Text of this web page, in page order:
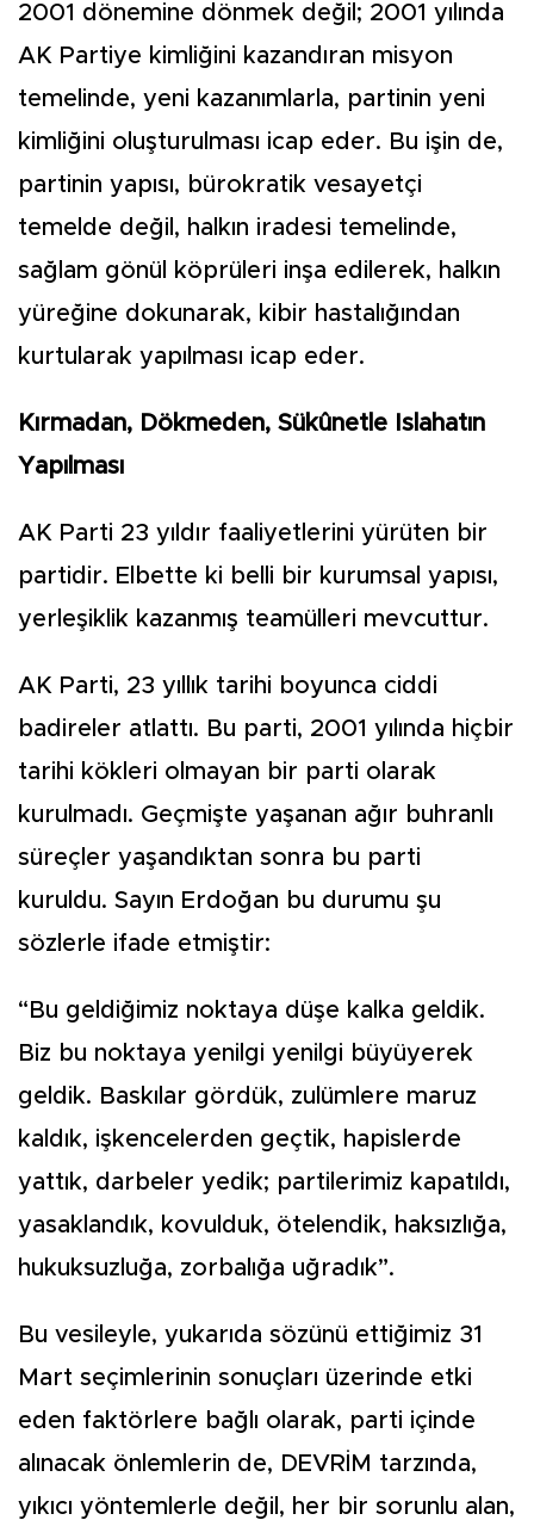
2001 dönemine dönmek değil; 2001 yılında
AK Partiye kimliğini kazandıran misyon
temelinde, yeni kazanımlarla, partinin yeni
kimliğini oluşturulması icap eder. Bu işin de,
partinin yapısı, bürokratik vesayetçi
temelde değil, halkın iradesi temelinde,
sağlam gönül köprüleri inşa edilerek, halkın
yüreğine dokunarak, kibir hastalığından
kurtularak yapılması icap eder.
Kırmadan, Dökmeden, Sükûnetle Islahatın
Yapılması
AK Parti 23 yıldır faaliyetlerini yürüten bir
partidir. Elbette ki belli bir kurumsal yapısı,
yerleşiklik kazanmış teamülleri mevcuttur.
AK Parti, 23 yıllık tarihi boyunca ciddi
badireler atlattı. Bu parti, 2001 yılında hiçbir
tarihi kökleri olmayan bir parti olarak
kurulmadı. Geçmişte yaşanan ağır buhranlı
süreçler yaşandıktan sonra bu parti
kuruldu. Sayın Erdoğan bu durumu şu
sözlerle ifade etmiştir:
“Bu geldiğimiz noktaya düşe kalka geldik.
Biz bu noktaya yenilgi yenilgi büyüyerek
geldik. Baskılar gördük, zulümlere maruz
kaldık, işkencelerden geçtik, hapislerde
yattık, darbeler yedik; partilerimiz kapatıldı,
yasaklandık, kovulduk, ötelendik, haksızlığa,
hukuksuzluğa, zorbalığa uğradık”.
Bu vesileyle, yukarıda sözünü ettiğimiz 31
Mart seçimlerinin sonuçları üzerinde etki
eden faktörlere bağlı olarak, parti içinde
alınacak önlemlerin de, DEVRİM tarzında,
yıkıcı yöntemlerle değil, her bir sorunlu alan,